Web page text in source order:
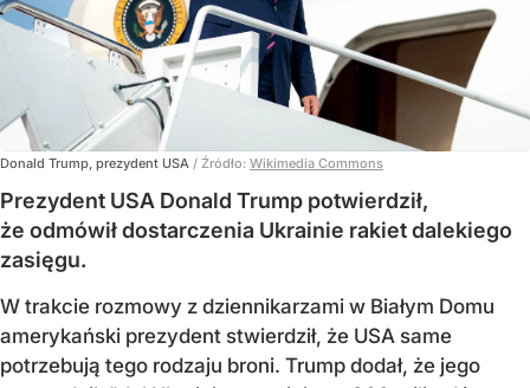
Donald Trump, prezydent USA / Źródło: Wikimedia Commons
Prezydent USA Donald Trump potwierdził,
że odmówił dostarczenia Ukrainie rakiet dalekiego
zasięgu.
W trakcie rozmowy z dziennikarzami w Białym Domu
amerykański prezydent stwierdził, że USA same
potrzebują tego rodzaju broni. Trump dodał, że jego